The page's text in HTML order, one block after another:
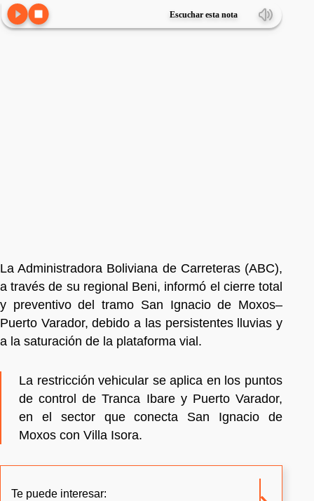
Escuchar esta nota
La Administradora Boliviana de Carreteras (ABC),
a través de su regional Beni, informó el cierre total
y preventivo del tramo San Ignacio de Moxos–
Puerto Varador, debido a las persistentes lluvias y
a la saturación de la plataforma vial.
La restricción vehicular se aplica en los puntos
de control de Tranca Ibare y Puerto Varador,
en el sector que conecta San Ignacio de
Moxos con Villa Isora.
Te puede interesar: